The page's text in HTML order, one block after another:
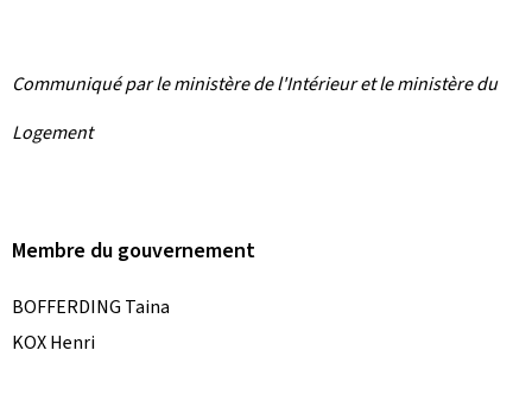
Communiqué par le ministère de l'Intérieur et le ministère du
Logement
Membre du gouvernement
BOFFERDING Taina
KOX Henri